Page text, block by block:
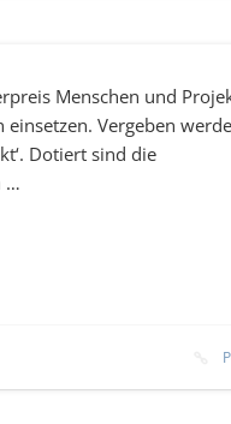
Menschen und
Vergeben
Dotiert sind die
…